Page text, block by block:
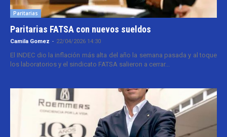
Paritarias
Paritarias FATSA con nuevos sueldos
Camila Gomez - 22/04/2026 14:30
El INDEC dio la inflación más alta del año la semana pasada y al toque
los laboratorios y el sindicato FATSA salieron a cerrar...